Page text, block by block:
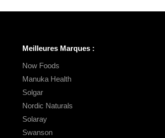
Meilleures Marques :
Now Foods
Manuka Health
Solgar
Nordic Naturals
Solaray
Swanson